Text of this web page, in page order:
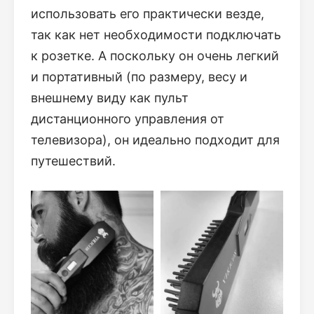
использовать его практически везде,
так как нет необходимости подключать
к розетке. А поскольку он очень легкий
и портативный (по размеру, весу и
внешнему виду как пульт
дистанционного управления от
телевизора), он идеально подходит для
путешествий.